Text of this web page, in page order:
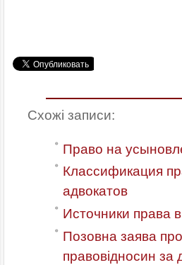
Схожі записи:
Право на
Классификация
адвокатов
Источники права
Позовна заява
правовідносин за